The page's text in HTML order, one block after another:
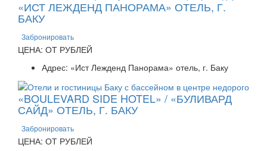
«ИСТ ЛЕЖДЕНД ПАНОРАМА» ОТЕЛЬ, Г.
БАКУ
Забронировать
ЦЕНА: ОТ РУБЛЕЙ
Адрес: «Ист Лежденд Панорама» отель, г. Баку
«BOULEVARD SIDE HOTEL» / «БУЛИВАРД
САЙД» ОТЕЛЬ, Г. БАКУ
Забронировать
ЦЕНА: ОТ РУБЛЕЙ